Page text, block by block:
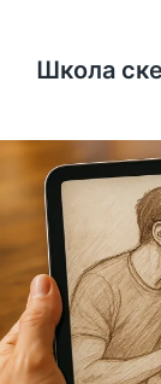
Школа